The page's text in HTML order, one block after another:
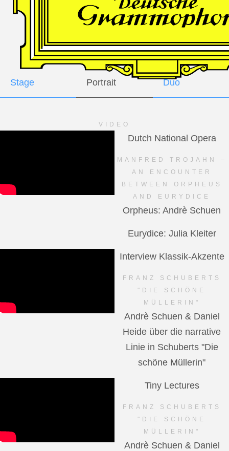
GALLERY
Stage Portrait Duo
VIDEO
Dutch National Opera
MANFRED TROJAHN –
AN ENCOUNTER
BETWEEN ORPHEUS
AND EURYDICE
Orpheus: Andrè Schuen
Eurydice: Julia Kleiter
Interview Klassik-Akzente
FRANZ SCHUBERTS
"DIE SCHÖNE
MÜLLERIN"
Andrè Schuen & Daniel
Heide über die narrative
Linie in Schuberts "Die
schöne Müllerin"
Tiny Lectures
FRANZ SCHUBERTS
"DIE SCHÖNE
MÜLLERIN"
Andrè Schuen & Daniel